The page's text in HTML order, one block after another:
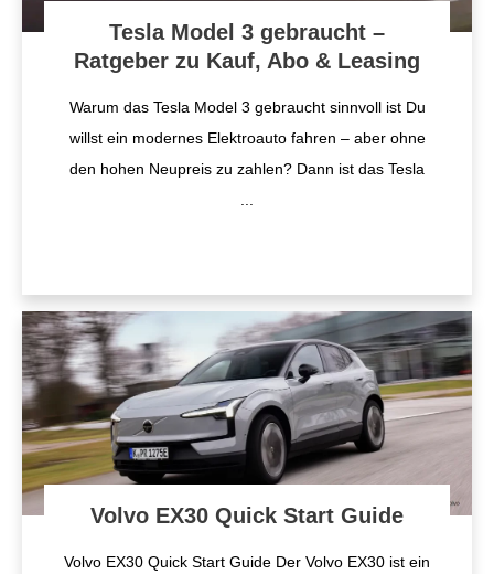
Tesla Model 3 gebraucht –
Ratgeber zu Kauf, Abo & Leasing
Warum das Tesla Model 3 gebraucht sinnvoll ist Du
willst ein modernes Elektroauto fahren – aber ohne
den hohen Neupreis zu zahlen? Dann ist das Tesla
Volvo EX30 Quick Start Guide
Volvo EX30 Quick Start Guide Der Volvo EX30 ist ein